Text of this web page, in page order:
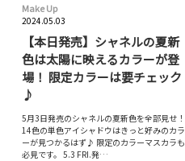
Make Up
2024.05.03
【本日発売】シャネルの夏新
色は太陽に映えるカラーが登
場！ 限定カラーは要チェック
♪
5月3日発売のシャネルの夏新色を全部見せ！
14色の単色アイシャドウはきっと好みのカラ
ーが見つかるはず♪ 限定のカラーマスカラも
必見です。 5.3 FRI.発…